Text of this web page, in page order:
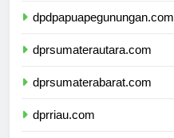
dpdpapuapegunungan.com
dprsumaterautara.com
dprsumaterabarat.com
dprriau.com